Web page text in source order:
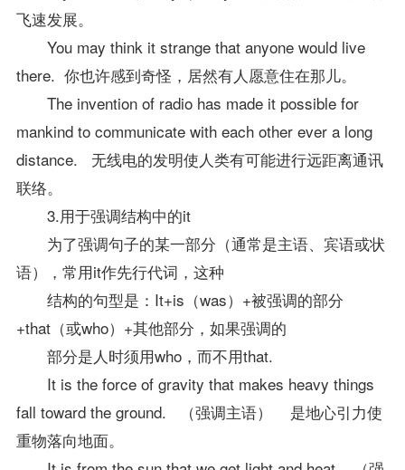
飞速发展。
You may think it strange that anyone would live
there. 你也许感到奇怪，居然有人愿意住在那儿。
The invention of radio has made it possible for
mankind to communicate with each other ever a long
distance. 无线电的发明使人类有可能进行远距离通讯
联络。
3.用于强调结构中的it
为了强调句子的某一部分（通常是主语、宾语或状
语），常用it作先行代词，这种
结构的句型是：It+is（was）+被强调的部分
+that（或who）+其他部分，如果强调的
部分是人时须用who，而不用that.
It is the force of gravity that makes heavy things
fall toward the ground. （强调主语） 是地心引力使
重物落向地面。